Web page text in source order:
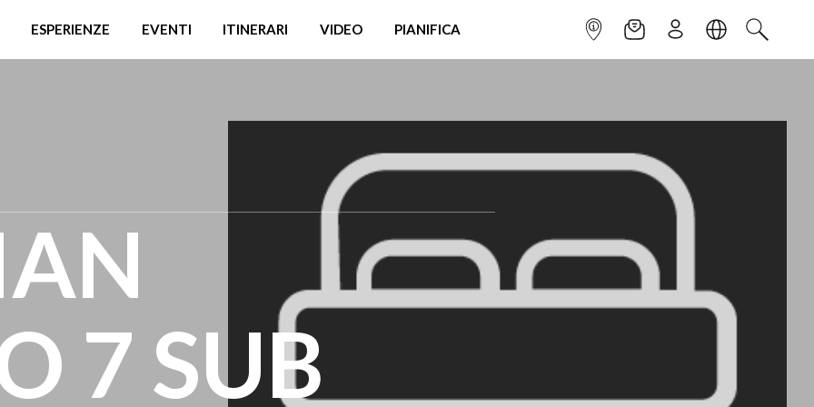
ESPERIENZE EVENTI ITINERARI VIDEO PIANIFICA INFOPOINTNEWSLETTER
ISCRIVITILINGUACERCA
7 SUB